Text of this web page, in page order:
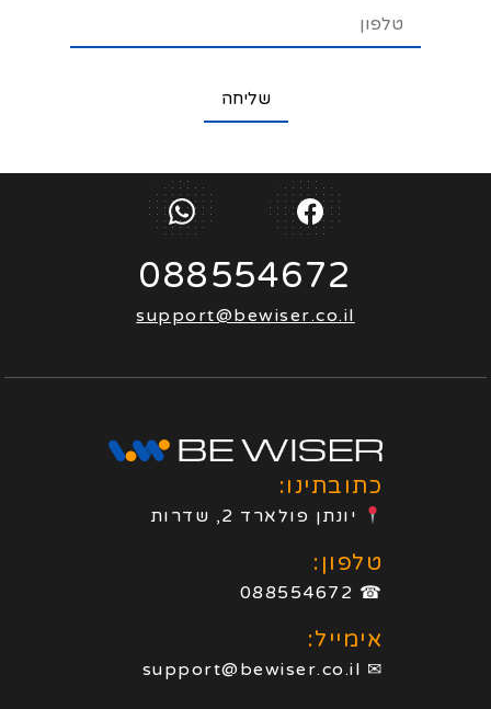
088554672
support@bewiser.co.il
כתובתינו:
יונתן פולארד 2, שדרות
טלפון:
☎ 088554672
אימייל:
✉ support@bewiser.co.il